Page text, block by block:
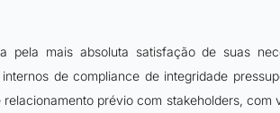
pela mais absoluta satisfação de suas
de compliance de integridade
prévio com stakeholders, com